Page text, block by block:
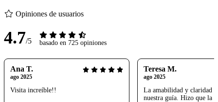
Opiniones de usuarios
4.7/5 basado en 725 opiniones
Ana T.
ago 2025
Visita increíble!!
Teresa M.
ago 2025
La amabilidad y claridad
nuestra guía. Hizo que la